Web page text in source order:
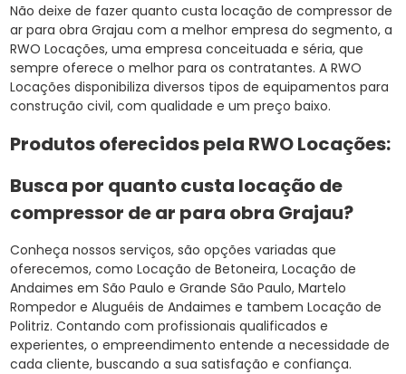
Não deixe de fazer quanto custa locação de compressor de
ar para obra Grajau com a melhor empresa do segmento, a
RWO Locações, uma empresa conceituada e séria, que
sempre oferece o melhor para os contratantes. A RWO
Locações disponibiliza diversos tipos de equipamentos para
construção civil, com qualidade e um preço baixo.
Produtos oferecidos pela RWO Locações:
Busca por quanto custa locação de
compressor de ar para obra Grajau?
Conheça nossos serviços, são opções variadas que
oferecemos, como Locação de Betoneira, Locação de
Andaimes em São Paulo e Grande São Paulo, Martelo
Rompedor e Aluguéis de Andaimes e tambem Locação de
Politriz. Contando com profissionais qualificados e
experientes, o empreendimento entende a necessidade de
cada cliente, buscando a sua satisfação e confiança.